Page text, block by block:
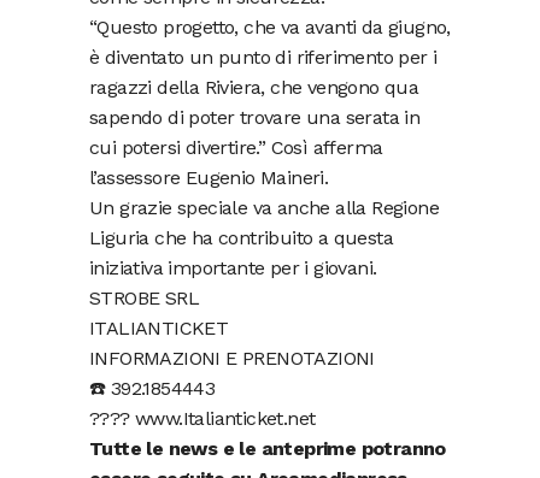
“Questo progetto, che va avanti da giugno,
è diventato un punto di riferimento per i
ragazzi della Riviera, che vengono qua
sapendo di poter trovare una serata in
cui potersi divertire.” Così afferma
l’assessore Eugenio Maineri.
Un grazie speciale va anche alla Regione
Liguria che ha contribuito a questa
iniziativa importante per i giovani.
STROBE SRL
ITALIANTICKET
INFORMAZIONI E PRENOTAZIONI
☎️ 392.1854443
???? www.Italianticket.net
Tutte le news e le anteprime potranno